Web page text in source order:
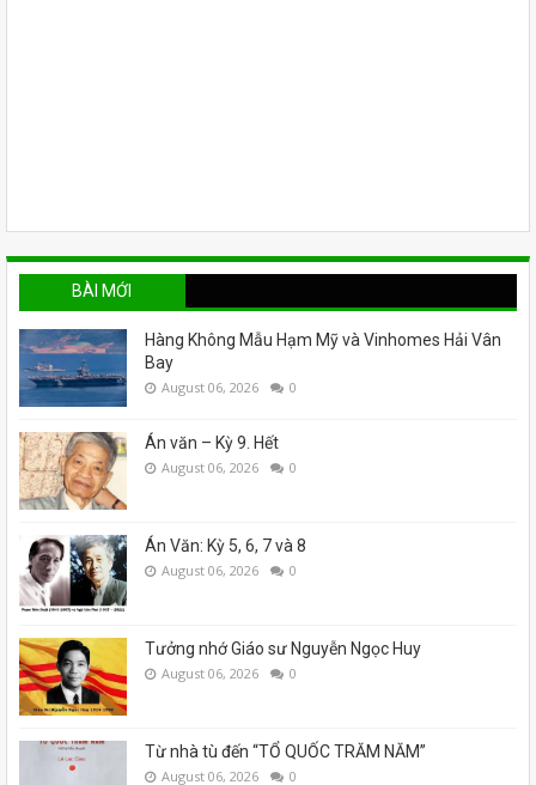
BÀI MỚI
Hàng Không Mẫu Hạm Mỹ và Vinhomes Hải Vân
Bay
August 06, 2026 0
Án văn – Kỳ 9. Hết
August 06, 2026 0
Án Văn: Kỳ 5, 6, 7 và 8
August 06, 2026 0
Tưởng nhớ Giáo sư Nguyễn Ngọc Huy
August 06, 2026 0
Từ nhà tù đến “TỔ QUỐC TRĂM NĂM”
August 06, 2026 0